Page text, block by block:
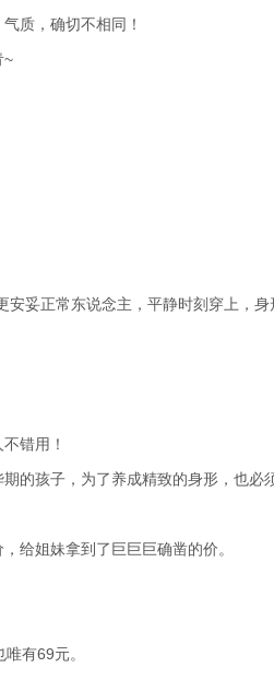
质，确切不相同！
~
安妥正常东说念主，平静时刻穿上，身
错用！
的孩子，为了养成精致的身形，也必
给姐妹拿到了巨巨巨确凿的价。
有69元。